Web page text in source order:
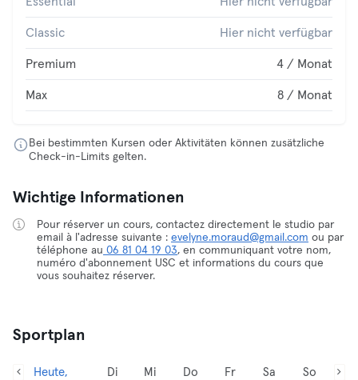
Classic Hier nicht verfügbar
Premium 4 / Monat
Max 8 / Monat
Bei bestimmten Kursen oder Aktivitäten können zusätzliche
Check-in-Limits gelten.
Wichtige Informationen
Pour réserver un cours, contactez directement le studio par
email à l'adresse suivante : evelyne.moraud@gmail.com ou par
téléphone au 06 81 04 19 03, en communiquant votre nom,
numéro d'abonnement USC et informations du cours que
vous souhaitez réserver.
Sportplan
Heute,
Di
Mi
Do
Fr
Sa
So